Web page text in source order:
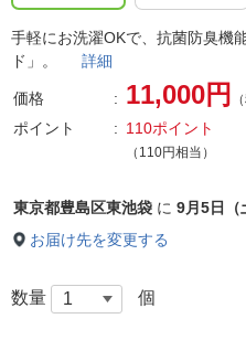
手軽にお洗濯OKで、抗菌防臭機
ド」。 詳細
価格 11,000円
ポイント 110ポイント
（110円相当）
東京都豊島区東池袋 に 9月5日（
お届け先を変更する
数量 個